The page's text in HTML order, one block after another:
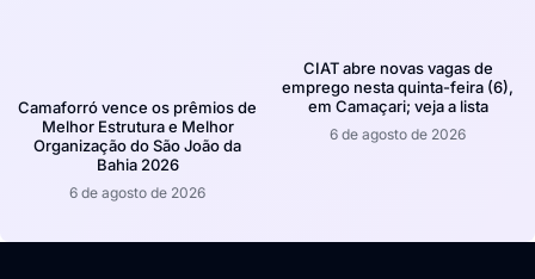
Camaforró vence os prêmios de
Melhor Estrutura e Melhor
Organização do São João da
Bahia 2026
6 de agosto de 2026
CIAT abre novas vagas de
emprego nesta quinta-feira (6),
em Camaçari; veja a lista
6 de agosto de 2026